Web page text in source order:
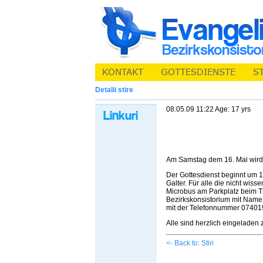
Detalii stire
08.05.09 11:22 Age: 17 yrs
Am Samstag dem 16. Mai
Der Gottesdienst beginnt um
Galter. Für alle die nicht
Microbus am Parkplatz beim
Bezirkskonsistorium mit
mit der Telefonnummer
Alle sind herzlich eingeladen
<- Back to: Stiri